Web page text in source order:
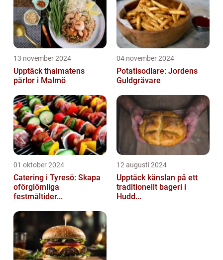
13 november 2024
Upptäck thaimatens
pärlor i Malmö
04 november 2024
Potatisodlare: Jordens
Guldgrävare
01 oktober 2024
Catering i Tyresö: Skapa
oförglömliga
festmåltider...
12 augusti 2024
Upptäck känslan på ett
traditionellt bageri i
Hudd...